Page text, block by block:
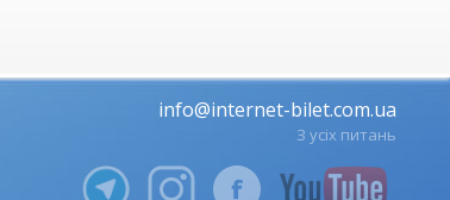
info@internet-bilet.com.ua
З усіх питань